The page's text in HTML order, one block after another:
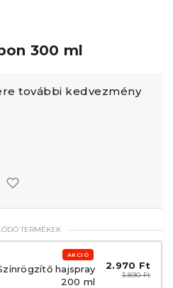
300 ml
további kedvezmény
TERMÉKEK
AKCIÓ
hajspray
200 ml
2.970 Ft
3.890 Ft